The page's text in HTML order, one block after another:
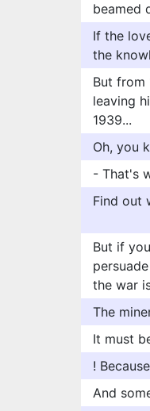
beamed
If the
the
But from
leaving
1939...
Oh, you
- That's
Find out
But if
the war
The
It must
!
And